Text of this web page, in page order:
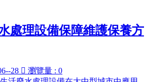
處理設備保障維護保養方
28  瀏覽量 : 0